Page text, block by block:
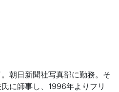
朝日新聞社写真部に勤務。そ
に師事し、1996年よりフリ